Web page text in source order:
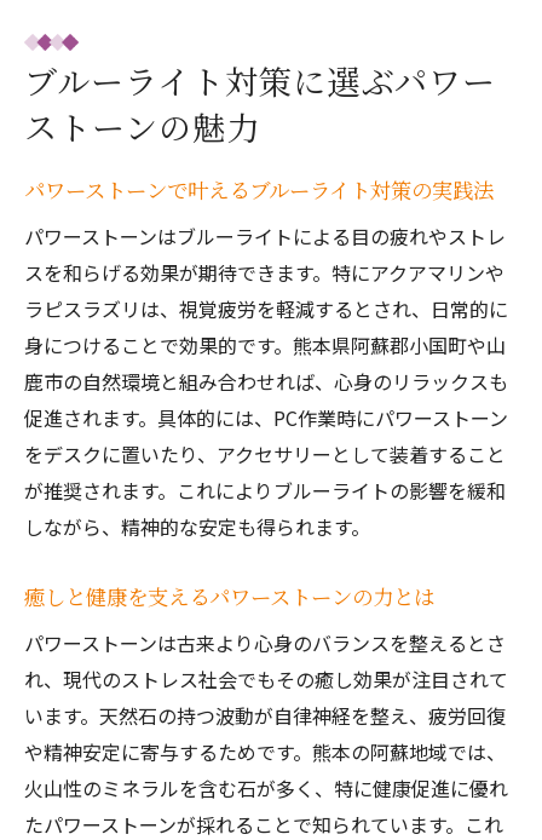
口コミで評判のパワーストーン活用術
心と体を癒す熊本発のパワーストーン活用法
熊本で人気のパワーストーンと癒し効果
パワーストーンで心身のバランスを整える
方法
地元発・口コミで広がる天然石の魅力
阿蘇のパワースポットと石の関係性に注目
パワーストーンがもたらすリフレッシュ体
験
パワーストーンが叶える日常の癒しと運気アッ
プ
パワーストーンで日常に運気アップを呼ぶ
コツ
熊本の天然石が癒しに与える力を体感しよ
う
身につけるだけで広がるパワーストーンの
効果
口コミで知るパワーストーン利用者の実感
運気を高めるための正しい石の選び方
熊本の自然に学ぶパワーストーン選びのコツ
ブルーライト対策に選ぶパワー
ストーンの魅力
パワーストーンで叶えるブルーライト対策の実践法
パワーストーンはブルーライトによる目の疲れやストレ
スを和らげる効果が期待できます。特にアクアマリンや
ラピスラズリは、視覚疲労を軽減するとされ、日常的に
身につけることで効果的です。熊本県阿蘇郡小国町や山
鹿市の自然環境と組み合わせれば、心身のリラックスも
促進されます。具体的には、PC作業時にパワーストーン
をデスクに置いたり、アクセサリーとして装着すること
が推奨されます。これによりブルーライトの影響を緩和
しながら、精神的な安定も得られます。
癒しと健康を支えるパワーストーンの力とは
パワーストーンは古来より心身のバランスを整えるとさ
れ、現代のストレス社会でもその癒し効果が注目されて
います。天然石の持つ波動が自律神経を整え、疲労回復
や精神安定に寄与するためです。熊本の阿蘇地域では、
火山性のミネラルを含む石が多く、特に健康促進に優れ
たパワーストーンが採れることで知られています。これ